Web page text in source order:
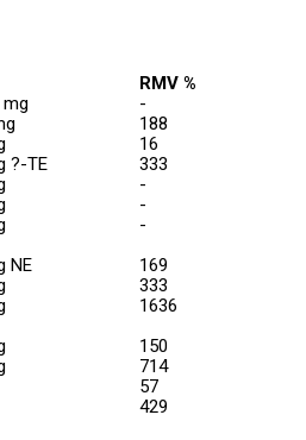
RMV %
mg
-
188
16
?-TE
333
-
-
-
NE
169
333
1636
150
714
57
429